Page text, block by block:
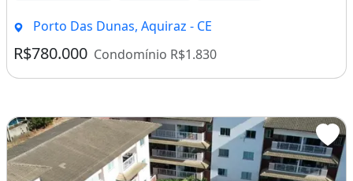
Porto Das Dunas, Aquiraz - CE
R$780.000 Condomínio R$1.830